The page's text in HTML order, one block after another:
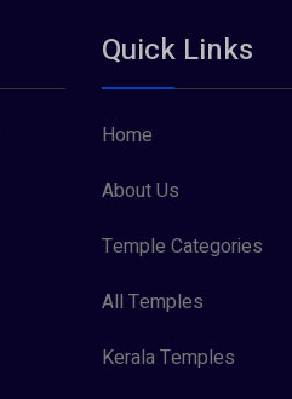
Quick Links
Home
About Us
Temple Categories
All Temples
Kerala Temples